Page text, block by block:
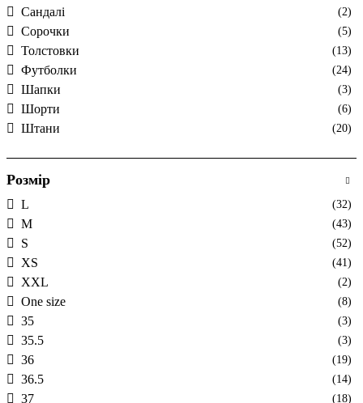
Сандалі (2)
Сорочки (5)
Толстовки (13)
Футболки (24)
Шапки (3)
Шорти (6)
Штани (20)
Розмір
L (32)
M (43)
S (52)
XS (41)
XXL (2)
One size (8)
35 (3)
35.5 (3)
36 (19)
36.5 (14)
37 (18)